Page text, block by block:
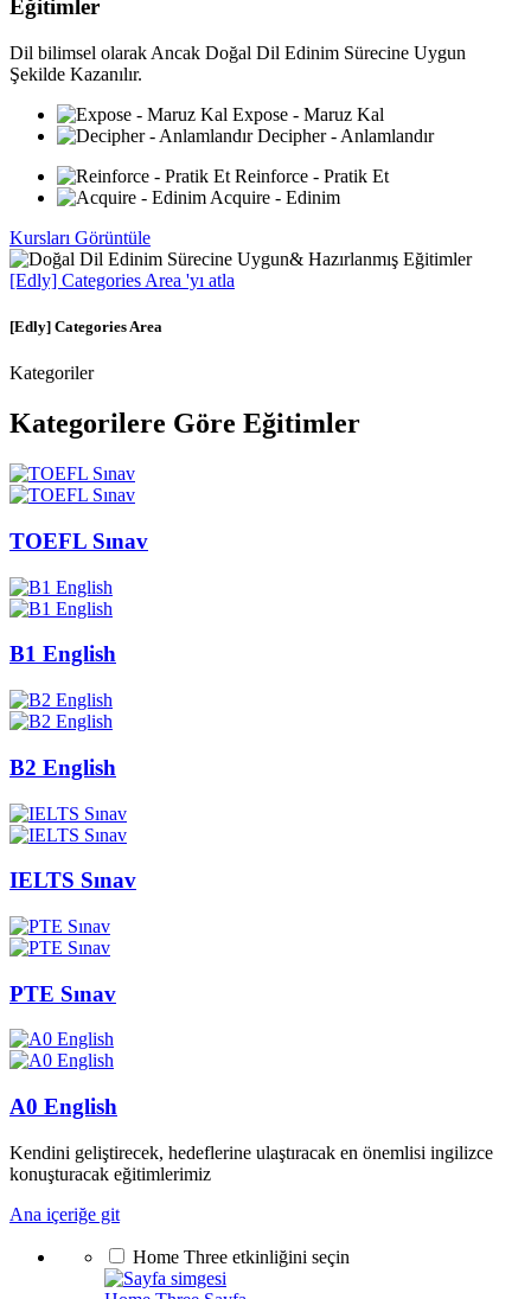
Eğitimler
Dil bilimsel olarak Ancak Doğal Dil Edinim Sürecine Uygun
Şekilde Kazanılır.
Expose - Maruz Kal
Decipher - Anlamlandır
Reinforce - Pratik Et
Acquire - Edinim
Kursları Görüntüle
[Edly] Categories Area 'yı atla
[Edly] Categories Area
Kategoriler
Kategorilere Göre Eğitimler
TOEFL Sınav
B1 English
B2 English
IELTS Sınav
PTE Sınav
A0 English
Kendini geliştirecek, hedeflerine ulaştıracak en önemlisi ingilizce
konuşturacak eğitimlerimiz
Ana içeriğe git
Home Three etkinliğini seçin